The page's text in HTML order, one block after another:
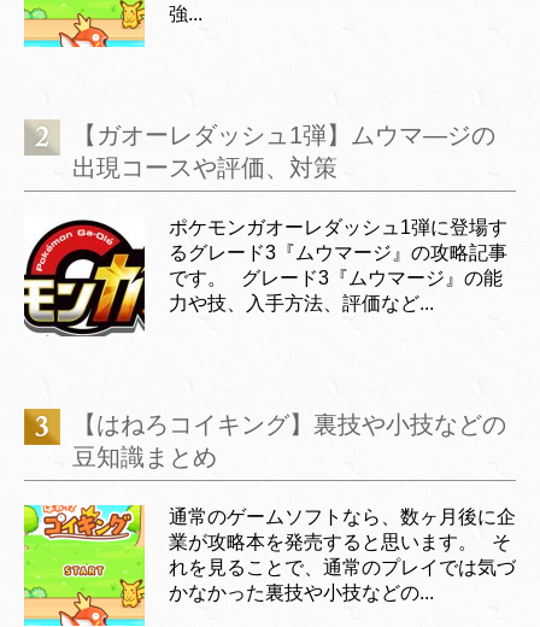
強...
【ガオーレダッシュ1弾】ムウマ―ジの
出現コースや評価、対策
ポケモンガオーレダッシュ1弾に登場す
るグレード3『ムウマージ』の攻略記事
です。 グレード3『ムウマージ』の能
力や技、入手方法、評価など...
【はねろコイキング】裏技や小技などの
豆知識まとめ
通常のゲームソフトなら、数ヶ月後に企
業が攻略本を発売すると思います。 そ
れを見ることで、通常のプレイでは気づ
かなかった裏技や小技などの...